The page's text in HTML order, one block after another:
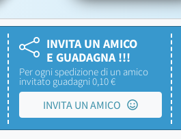
INVITA UN AMICO
E GUADAGNA !!!
Per ogni spedizione di un amico
invitato guadagni 0,10 €
INVITA UN AMICO